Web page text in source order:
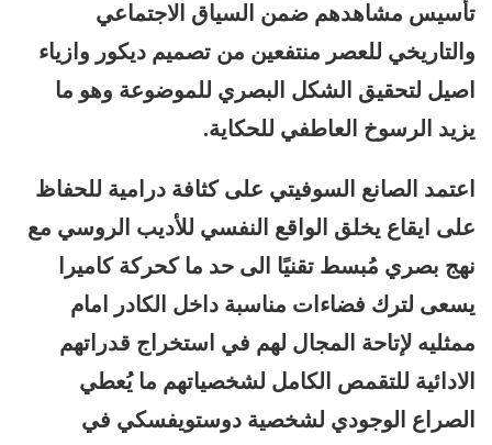
تأسيس مشاهدهم ضمن السياق الاجتماعي
والتاريخي للعصر منتفعين من تصميم ديكور وازياء
اصيل لتحقيق الشكل البصري للموضوعة وهو ما
يزيد الرسوخ العاطفي للحكاية.
اعتمد الصانع السوفيتي على كثافة درامية للحفاظ
على ايقاع يخلق الواقع النفسي للأديب الروسي مع
نهج بصري مُبسط تقنيًا الى حد ما كحركة كاميرا
يسعى لترك فضاءات مناسبة داخل الكادر امام
ممثليه لإتاحة المجال لهم في استخراج قدراتهم
الادائية للتقمص الكامل لشخصياتهم ما يُعطي
الصراع الوجودي لشخصية دوستويفسكي في